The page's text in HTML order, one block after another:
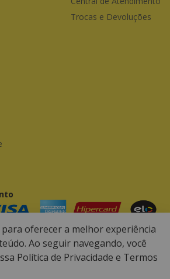
Trocas e Devoluções
by Developed by
oferecer a melhor experiência
Ao seguir navegando, você
Política de Privacidade e Termos